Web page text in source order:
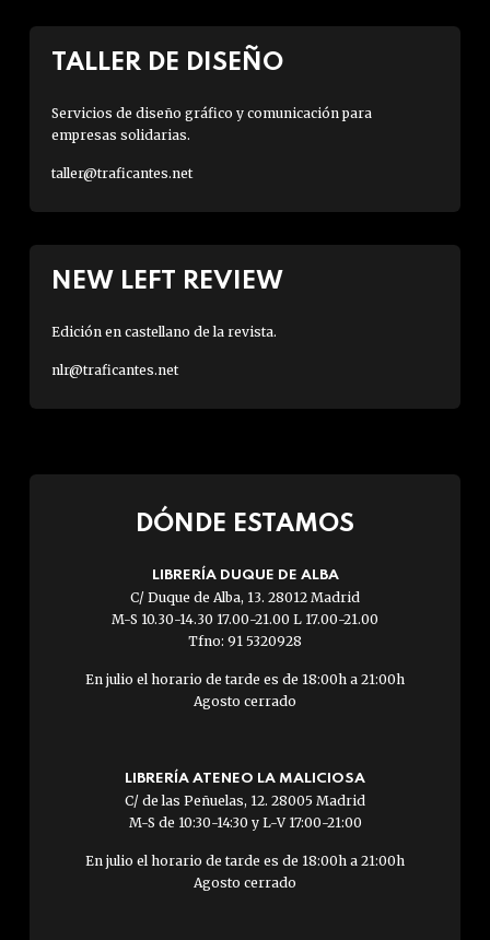
TALLER DE DISEÑO
Servicios de diseño gráfico y comunicación para
empresas solidarias.
taller@traficantes.net
NEW LEFT REVIEW
Edición en castellano de la revista.
nlr@traficantes.net
DÓNDE ESTAMOS
LIBRERÍA DUQUE DE ALBA
C/ Duque de Alba, 13. 28012 Madrid
M-S 10.30-14.30 17.00-21.00 L 17.00-21.00
Tfno: 91 5320928
En julio el horario de tarde es de 18:00h a 21:00h
Agosto cerrado
LIBRERÍA ATENEO LA MALICIOSA
C/ de las Peñuelas, 12. 28005 Madrid
M-S de 10:30-14:30 y L-V 17:00-21:00
En julio el horario de tarde es de 18:00h a 21:00h
Agosto cerrado